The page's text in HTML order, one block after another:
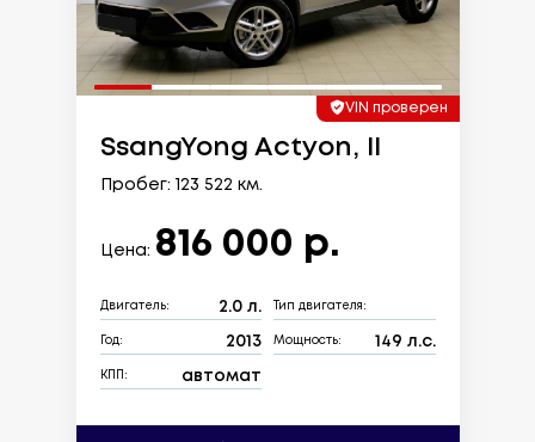
VIN проверен
SsangYong Actyon, II
Пробег: 123 522 км.
Цена: 816 000 р.
Двигатель: 2.0 л. Тип двигателя:
Год: 2013 Мощность: 149 л.с.
КПП: автомат